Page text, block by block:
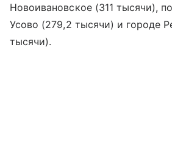
Новоивановское (311 тысячи),
Усово (279,2 тысячи) и городе
тысячи).